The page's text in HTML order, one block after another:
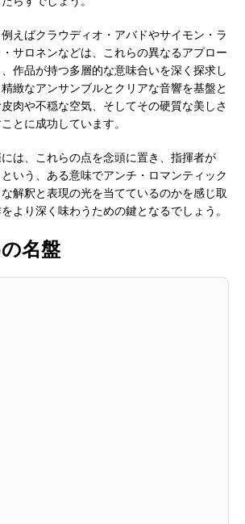
えばクラウディオ・アバドやサイモン・ラ
サロネンなどは、これらの異なるアプロー
作品が持つ多層的な意味合いを深く探求し
緻なアンサンブルとクリアな音響を基盤と
肉や不穏な空気、そしてその硬質な美しさ
とに成功しています。
は、これらの点を念頭に置き、指揮者が
という、ある意味でアンチ・ロマンティック
解釈と表現の光を当てているのかを感じ取
より深く味わうための鍵となるでしょう。
名盤